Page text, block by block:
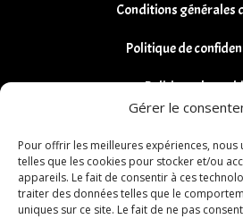
Gérer le
Pour offrir les meilleures expériences,
telles que les cookies pour stocker et/ou
appareils. Le fait de consentir à ces
traiter des données telles que le
uniques sur ce site. Le fait de ne pas
Conditions générales
Politique de
Politique de